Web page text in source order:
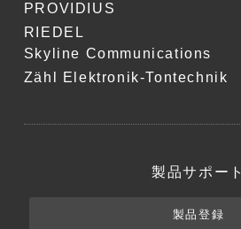
PROVIDIUS
RIEDEL
Skyline Communications
Zähl Elektronik-Tontechnik
製品サポート
製品登録